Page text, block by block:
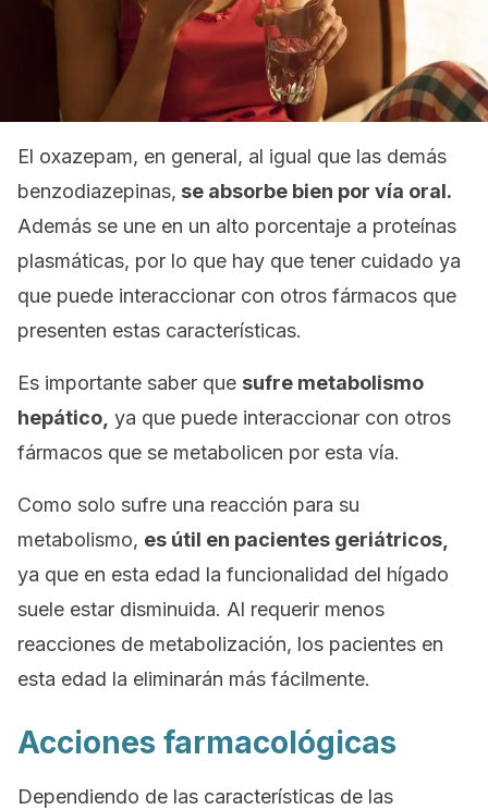
El oxazepam, en general, al igual que las demás
benzodiazepinas, se absorbe bien por vía oral.
Además se une en un alto porcentaje a proteínas
plasmáticas, por lo que hay que tener cuidado ya
que puede interaccionar con otros fármacos que
presenten estas características.
Es importante saber que sufre metabolismo
hepático, ya que puede interaccionar con otros
fármacos que se metabolicen por esta vía.
Como solo sufre una reacción para su
metabolismo, es útil en pacientes geriátricos,
ya que en esta edad la funcionalidad del hígado
suele estar disminuida. Al requerir menos
reacciones de metabolización, los pacientes en
esta edad la eliminarán más fácilmente.
Acciones farmacológicas
Dependiendo de las características de las